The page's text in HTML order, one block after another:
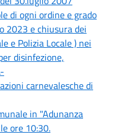
di ogni ordine e grado
2023 e chiusura dei
e Polizia Locale ) nei
disinfezione,
carnevalesche di
in "Adunanza
ore 10:30.